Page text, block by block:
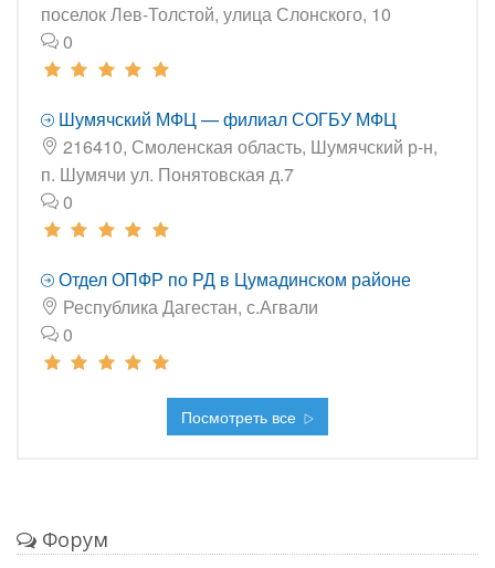
поселок Лев-Толстой, улица Слонского, 10
0
Шумячский МФЦ — филиал СОГБУ МФЦ
216410, Смоленская область, Шумячский р-н,
п. Шумячи ул. Понятовская д.7
0
Отдел ОПФР по РД в Цумадинском районе
Республика Дагестан, с.Агвали
0
Посмотреть все
Форум